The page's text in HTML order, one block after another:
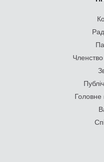
Членство